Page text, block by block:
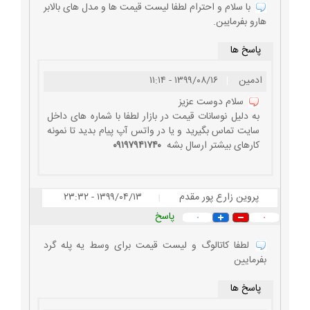
با سلام و احترام لطفا لیست قیمت ها و مدل های بالابر
هارو بفرمایبن.
پاسخ ها
ادمین
۱۳۹۹/۰۸/۱۶ - ۱۱:۱۴
سلام دوست عزیز
به دلیل نوسانات قیمت در بازار لطفا با شماره های داخل
سایت تماس بگیرید و یا در واتس آپ پیام بدید تا نمونه
کارهای بیشتر ارسال بشه۰۹۱۹۷۹۴۱۷۴۰
پروین زارع پور مقدم | ۱۳۹۹/۰۴/۱۳ - ۲۳:۳۲
۰ ۰
پاسخ
لطفا کاتالوگ و لیست قیمت برای وسط یه پله گرد
بفرمایین
پاسخ ها